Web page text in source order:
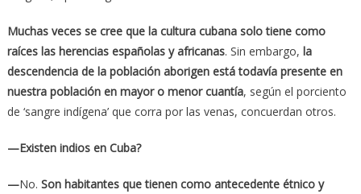
Muchas veces se cree que la cultura cubana solo tiene como
raíces las herencias españolas y africanas. Sin embargo, la
descendencia de la población aborigen está todavía presente en
nuestra población en mayor o menor cuantía, según el porciento
de ‘sangre indígena’ que corra por las venas, concuerdan otros.
—Existen indios en Cuba?
—No. Son habitantes que tienen como antecedente étnico y